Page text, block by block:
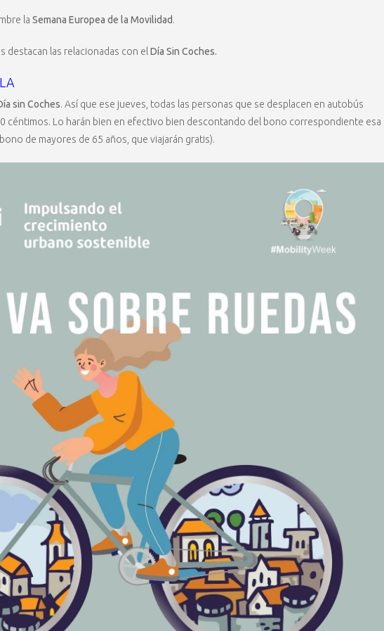
la Semana Europea de la Movilidad.
destacan las relacionadas con el Día Sin Coches.
sin Coches. Así que ese jueves, todas las personas que se desplacen en autobús
céntimos. Lo harán bien en efectivo bien descontando del bono correspondiente esa
de mayores de 65 años, que viajarán gratis).